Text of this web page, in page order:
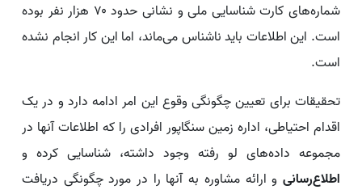
شماره‌های کارت شناسایی ملی و نشانی حدود ۷۰ هزار نفر بوده
است. این اطلاعات باید ناشناس می‌ماند، اما این کار انجام نشده
است.
تحقیقات برای تعیین چگونگی وقوع این امر ادامه دارد و در یک
اقدام احتیاطی، اداره زمین سنگاپور افرادی را که اطلاعات آنها در
مجموعه داده‌های لو رفته وجود داشته، شناسایی کرده و
اطلاع‌رسانی و ارائه مشاوره به آنها را در مورد چگونگی دریافت